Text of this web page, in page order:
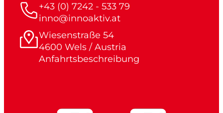
+43 (0) 7242 - 533 79
inno@innoaktiv.at
Wiesenstraße 54
4600 Wels / Austria
Anfahrtsbeschreibung